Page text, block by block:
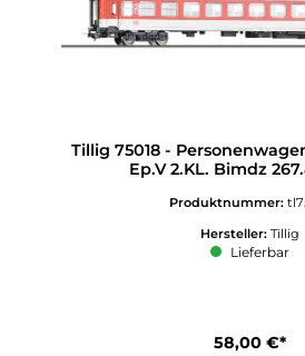
Tillig 75018 -
Ep.V 2.KL. Bimdz
Produktnummer:
Hersteller: Tillig
Lieferbar
58,00 €*